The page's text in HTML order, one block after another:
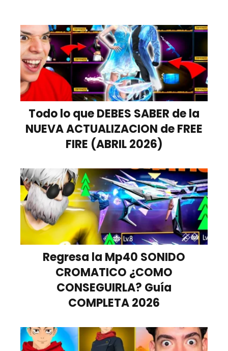
Todo lo que DEBES SABER de la
NUEVA ACTUALIZACION de FREE
FIRE (ABRIL 2026)
Regresa la Mp40 SONIDO
CROMATICO ¿COMO
CONSEGUIRLA? Guía
COMPLETA 2026